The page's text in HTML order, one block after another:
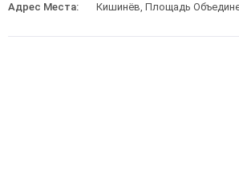
Адрес Места: Кишинёв, Площадь